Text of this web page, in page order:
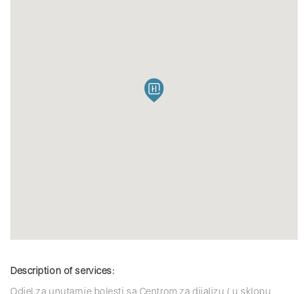
Description of services:
Odjel za unutarnje bolesti sa Centrom za dijalizu ( u sklopu